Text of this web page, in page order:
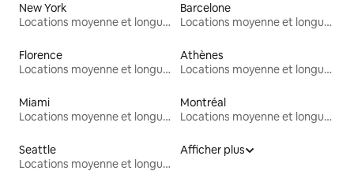
New York
Locations moyenne et longue durée
Barcelone
Locations moyenne et longue durée
Florence
Locations moyenne et longue durée
Athènes
Locations moyenne et longue durée
Miami
Locations moyenne et longue durée
Montréal
Locations moyenne et longue durée
Seattle
Locations moyenne et longue durée
Afficher plus